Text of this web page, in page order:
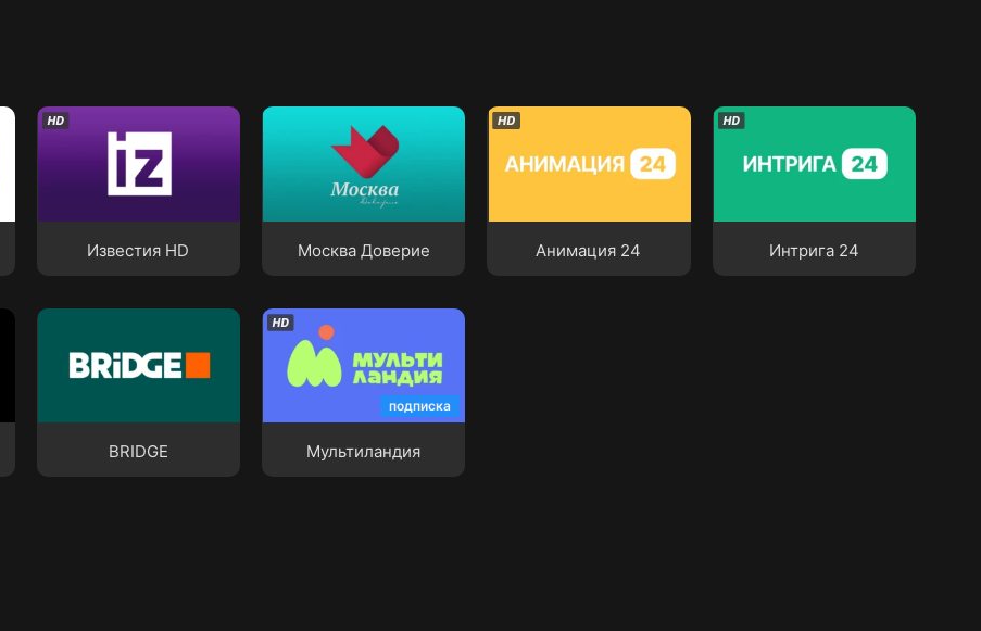
Известия HD
Москва Доверие
Москва Доверие Анимация 24 Интрига 24
BRIDGE
подписка
Мультиландия
Мультиландия